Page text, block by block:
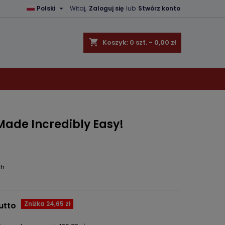
Witaj, Zaloguj się lub Stwórz konto
Polski 
shopping_cart Koszyk: 0 szt. - 0,00 zł
Incredibly Easy!
Zniżka 24,65 zł